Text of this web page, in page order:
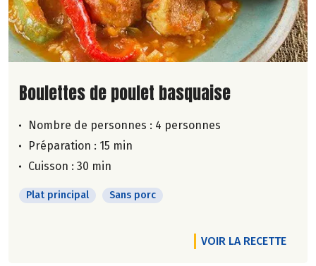
Lire la suite de la recette
Boulettes de poulet basquaise
Nombre de personnes : 4 personnes
Préparation : 15 min
Cuisson : 30 min
Plat principal Sans porc
VOIR LA RECETTE